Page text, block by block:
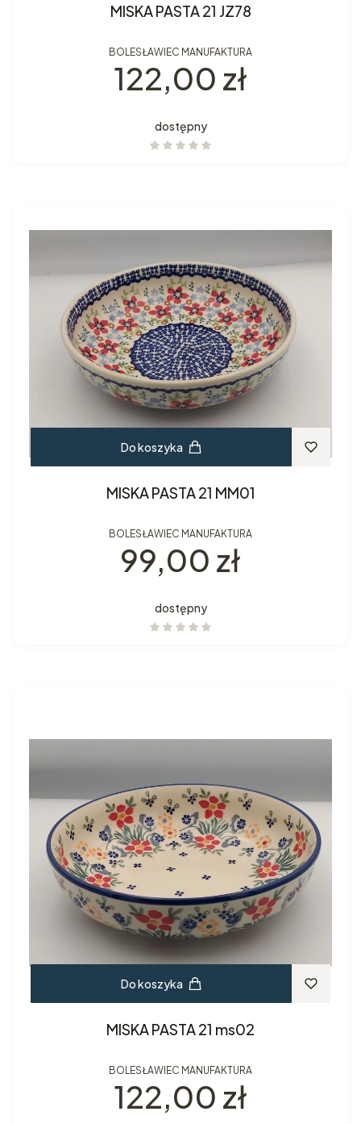
MISKA PASTA 21 JZ78
BOLESŁAWIEC MANUFAKTURA
Cena
122,00 zł
dostępny
Do koszyka
MISKA PASTA 21 MM01
BOLESŁAWIEC MANUFAKTURA
Cena
99,00 zł
dostępny
Do koszyka
MISKA PASTA 21 ms02
BOLESŁAWIEC MANUFAKTURA
Cena
122,00 zł